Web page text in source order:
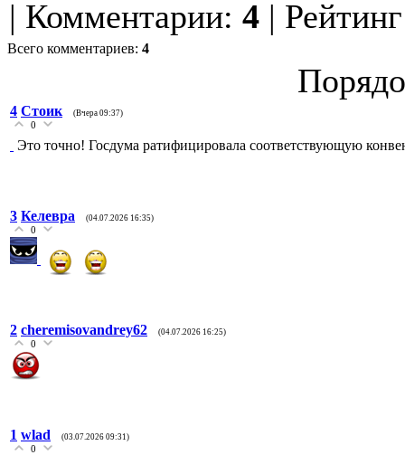
| Комментарии: 4 | Рейтинг
Всего комментариев: 4
4 Стоик (Вчера 09:37)
0
Это точно! Госдума ратифицировала соответствующую
3 Келевра (04.07.2026 16:35)
0
2 cheremisovandrey62 (04.07.2026 16:25)
0
1 wlad (03.07.2026 09:31)
0